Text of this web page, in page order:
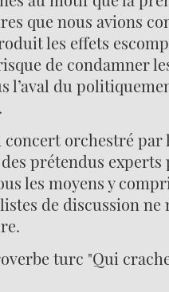
que nous avions
les effets
de condamner
l’aval du
concert orchestré par
prétendus
les moyens y
de discussion ne
turc "Qui